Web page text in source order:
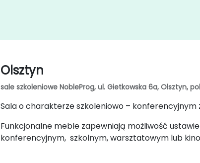
Olsztyn
sale szkoleniowe NobleProg, ul. Gietkowska 6a, Olsztyn,
Sala o charakterze szkoleniowo – konferencyjnym
Funkcjonalne meble zapewniają możliwość
konferencyjnym, szkolnym, warsztatowym lub